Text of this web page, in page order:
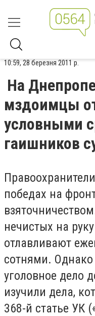
10:59, 28 березня 2011 р.
На
мздоимцы
условными
гаишников
победах на
нечистых на
отлавливают
сотнями.
уголовное дело
изучили дела,
368-й статье УК